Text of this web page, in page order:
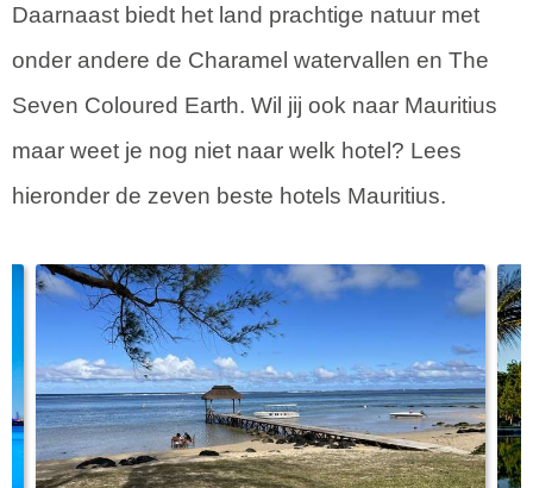
Daarnaast biedt het land prachtige natuur met
onder andere de Charamel watervallen en The
Seven Coloured Earth. Wil jij ook naar Mauritius
maar weet je nog niet naar welk hotel? Lees
hieronder de zeven beste hotels Mauritius.